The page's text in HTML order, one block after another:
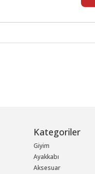
Kategoriler
Giyim
Ayakkabı
Aksesuar